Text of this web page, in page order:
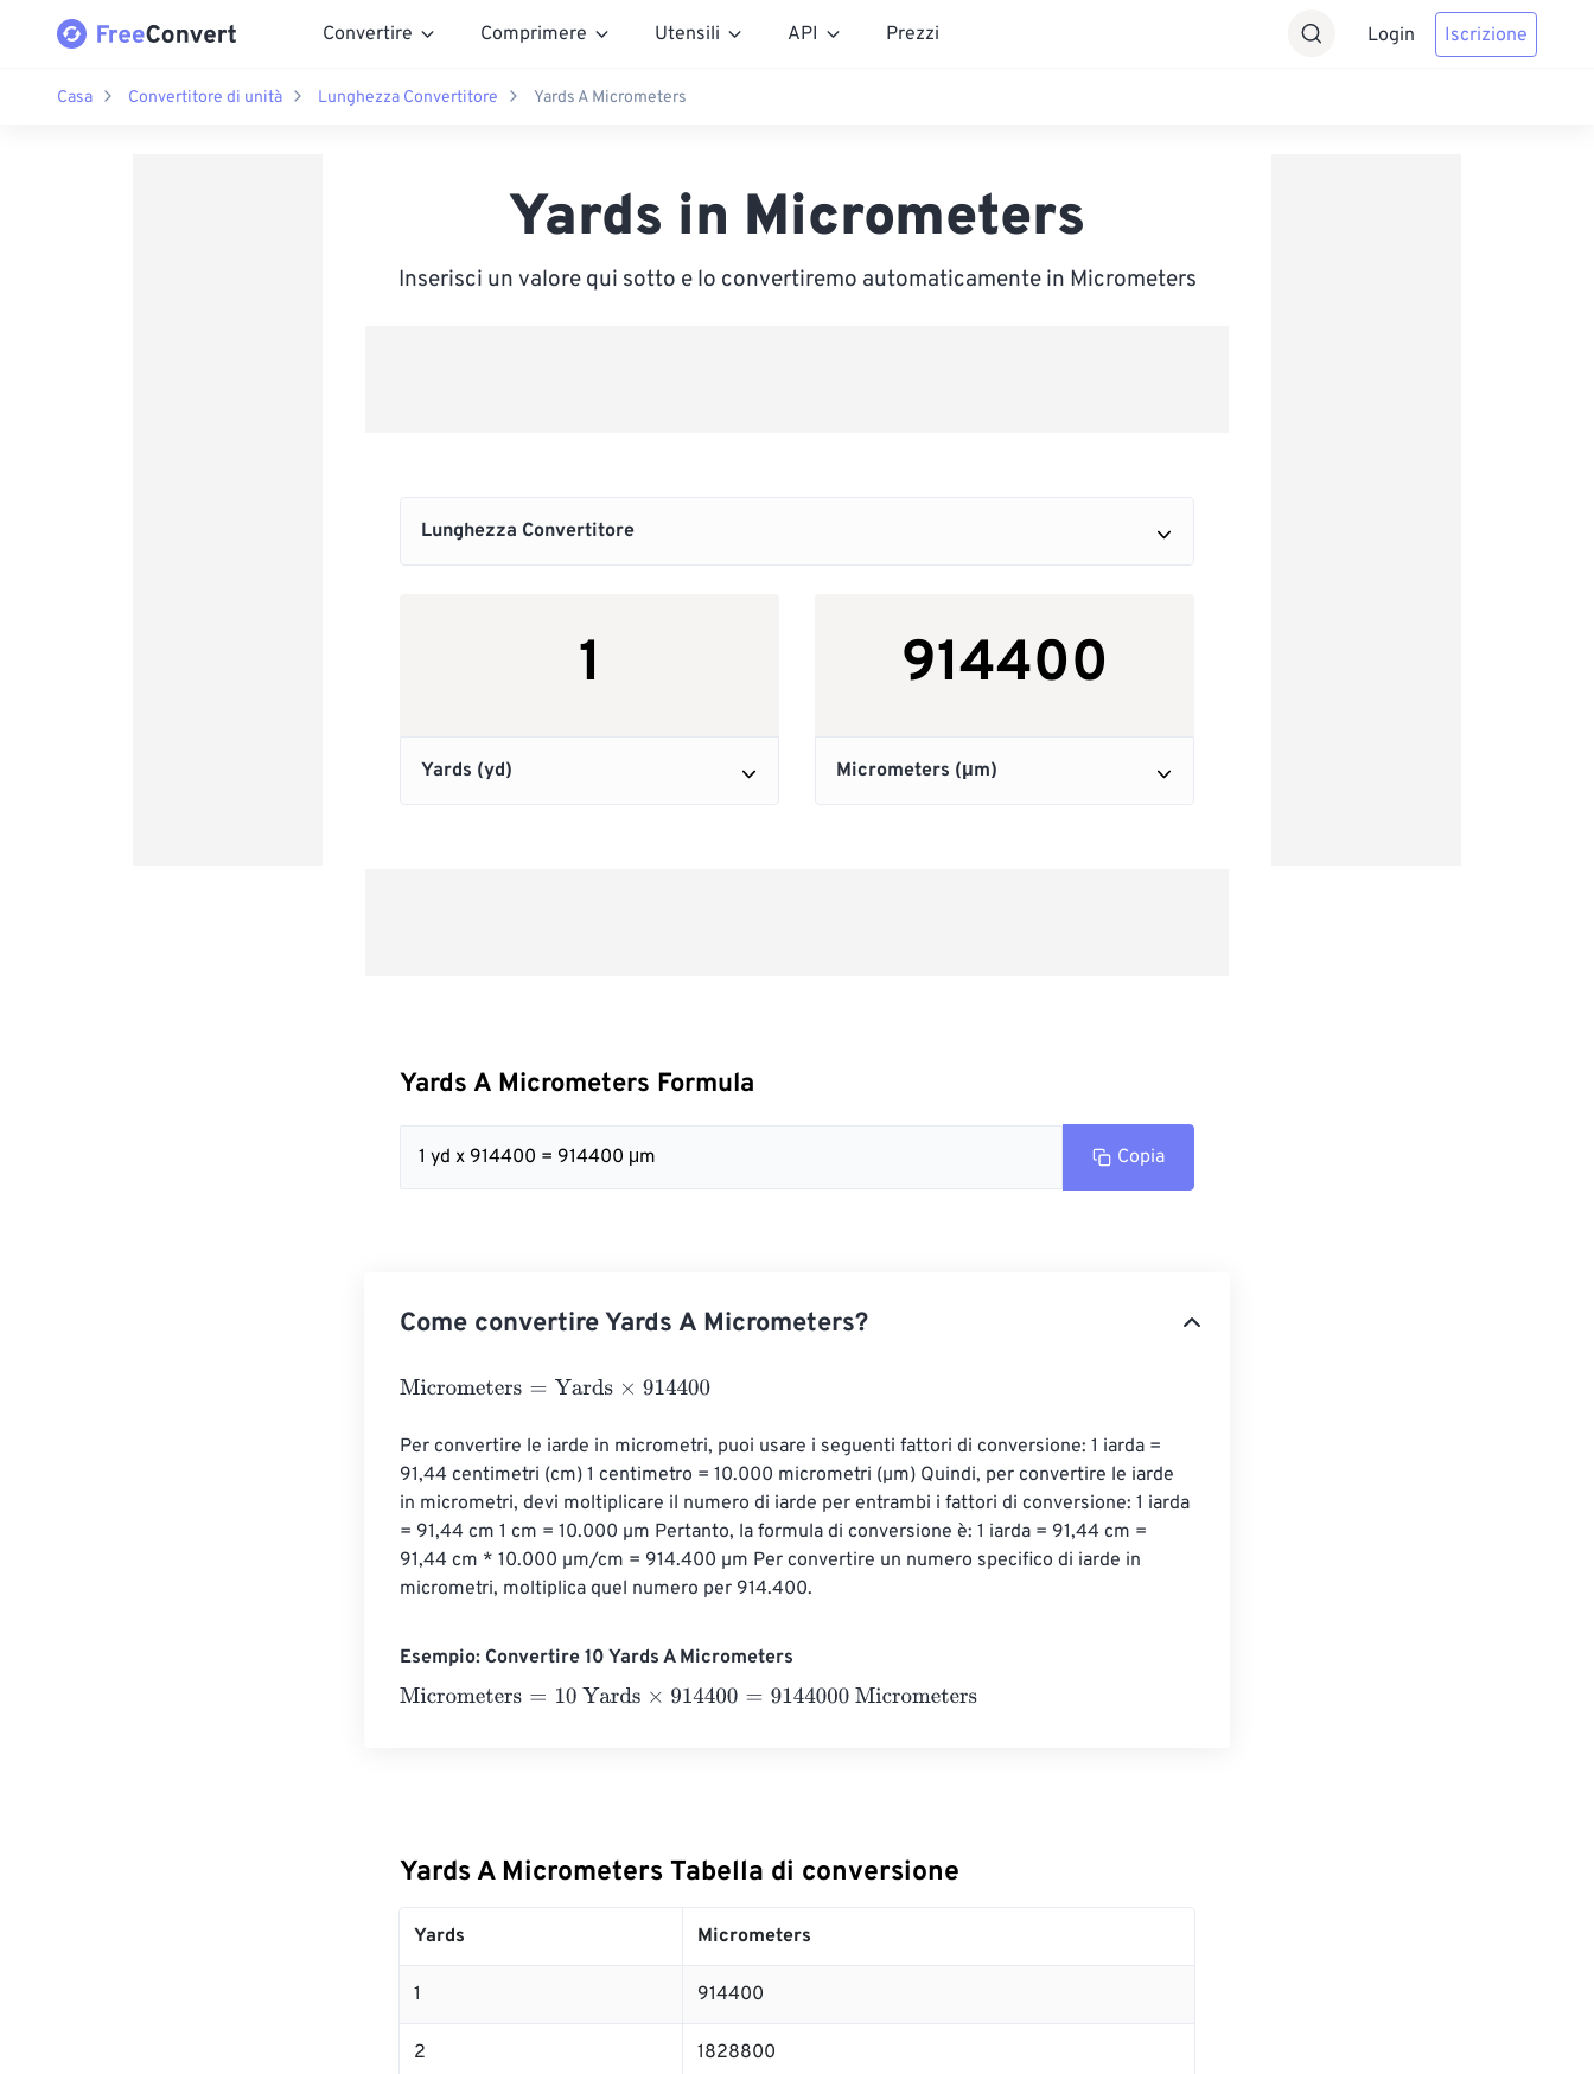
Convertire Comprimere Utensili API Prezzi Login Iscrizione
Casa Convertitore di unità Lunghezza Convertitore Yards A Micrometers
Yards in Micrometers
Inserisci un valore qui sotto e lo convertiremo automaticamente in Micrometers
Yards A Micrometers Formula
1 yd x 914400 = 914400 μm Copia
Come convertire Yards A Micrometers?
Micrometers=Yards×914400
Per convertire le iarde in micrometri, puoi usare i seguenti fattori di conversione: 1 iarda =
91,44 centimetri (cm) 1 centimetro = 10.000 micrometri (µm) Quindi, per convertire le iarde
in micrometri, devi moltiplicare il numero di iarde per entrambi i fattori di conversione: 1 iarda
= 91,44 cm 1 cm = 10.000 µm Pertanto, la formula di conversione è: 1 iarda = 91,44 cm =
91,44 cm * 10.000 µm/cm = 914.400 µm Per convertire un numero specifico di iarde in
micrometri, moltiplica quel numero per 914.400.
Esempio: Convertire 10 Yards A Micrometers
Micrometers=10 Yards×914400 =9144000 Micrometers
Yards A Micrometers Tabella di conversione
Yards Micrometers
1 914400
2 1828800